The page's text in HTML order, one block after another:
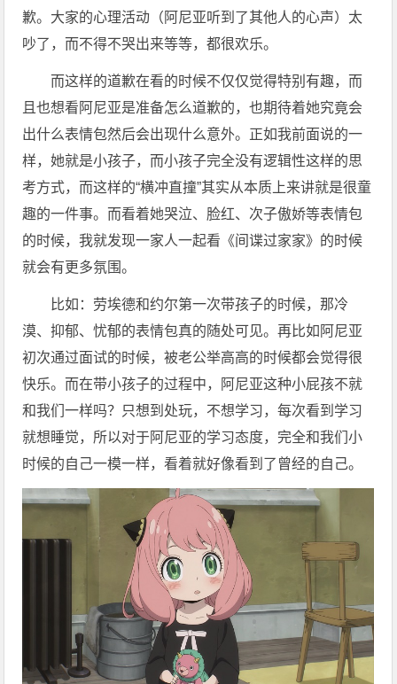
歉。大家的心理活动（阿尼亚听到了其他人的心声）太
吵了，而不得不哭出来等等，都很欢乐。
而这样的道歉在看的时候不仅仅觉得特别有趣，而
且也想看阿尼亚是准备怎么道歉的，也期待着她究竟会
出什么表情包然后会出现什么意外。正如我前面说的一
样，她就是小孩子，而小孩子完全没有逻辑性这样的思
考方式，而这样的“横冲直撞”其实从本质上来讲就是很童
趣的一件事。而看着她哭泣、脸红、次子傲娇等表情包
的时候，我就发现一家人一起看《间谍过家家》的时候
就会有更多氛围。
比如：劳埃德和约尔第一次带孩子的时候，那冷
漠、抑郁、忧郁的表情包真的随处可见。再比如阿尼亚
初次通过面试的时候，被老公举高高的时候都会觉得很
快乐。而在带小孩子的过程中，阿尼亚这种小屁孩不就
和我们一样吗？只想到处玩，不想学习，每次看到学习
就想睡觉，所以对于阿尼亚的学习态度，完全和我们小
时候的自己一模一样，看着就好像看到了曾经的自己。